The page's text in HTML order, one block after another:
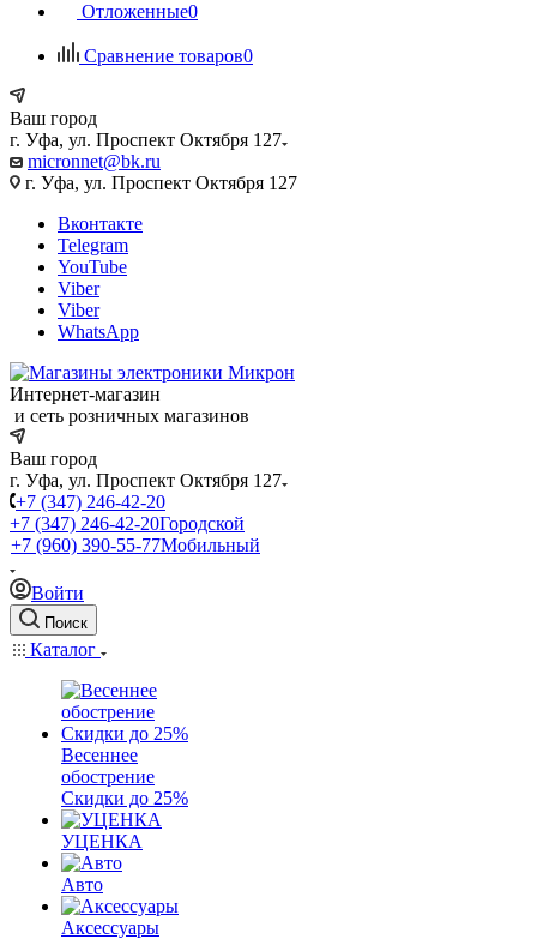
Отложенные0
Сравнение товаров0
Ваш город
г. Уфа, ул. Проспект Октября 127
micronnet@bk.ru
г. Уфа, ул. Проспект Октября 127
Вконтакте
Telegram
YouTube
Viber
Viber
WhatsApp
Интернет-магазин
и сеть розничных магазинов
Ваш город
г. Уфа, ул. Проспект Октября 127
+7 (347) 246-42-20
+7 (347) 246-42-20Городской
+7 (960) 390-55-77Мобильный
Войти
Поиск
Каталог
Весеннее
обострение
Скидки до 25%
УЦЕНКА
Авто
Аксессуары